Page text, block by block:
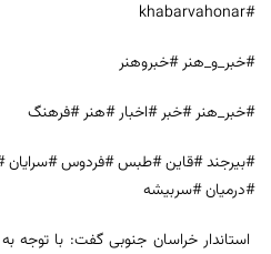
#khabarvahonar
#خبر_و_هنر #خبروهنر
#خبر_هنر #خبر #اخبار #هنر #فرهنگ
#بیرجند #قاین #طبس #فردوس #سرایان
#درمیان #سربیشه
استاندار خراسان جنوبی گفت: با توجه